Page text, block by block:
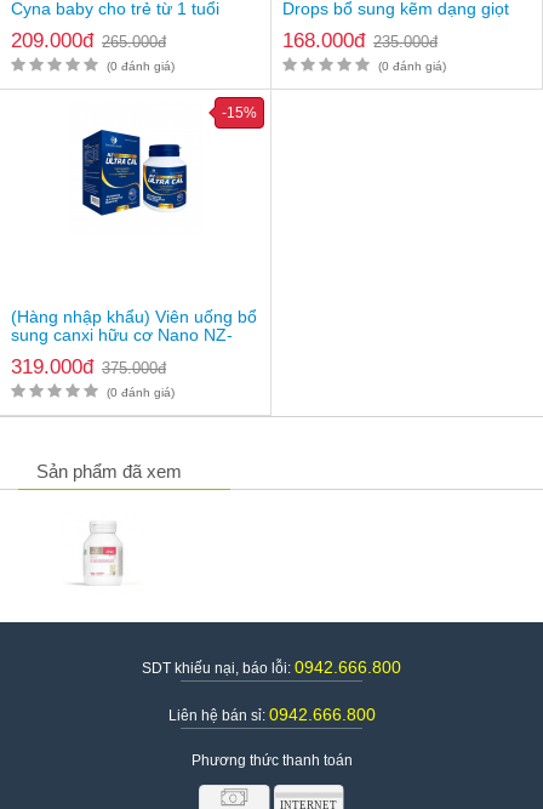
Cyna baby cho trẻ từ 1 tuổi
209.000đ 265.000đ
(0 đánh giá)
Drops bổ sung kẽm dạng giọt
168.000đ 235.000đ
(0 đánh giá)
(Hàng nhập khẩu) Viên uống bổ
sung canxi hữu cơ Nano NZ-
319.000đ 375.000đ
-15%
(0 đánh giá)
Sản phẩm đã xem
SDT khiếu nại, báo lỗi: 0942.666.800
Liên hệ bán sỉ: 0942.666.800
Phương thức thanh toán